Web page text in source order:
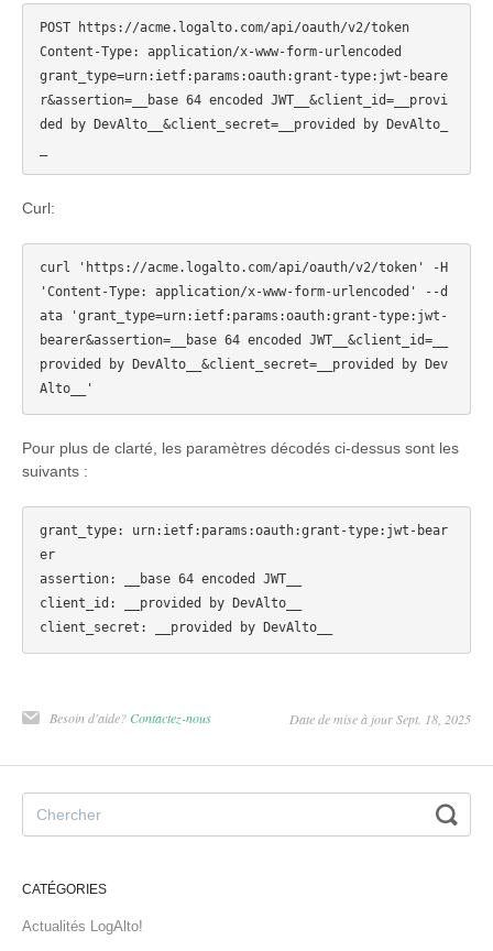
POST https://acme.logalto.com/api/oauth/v2/token
Content-Type: application/x-www-form-urlencoded
grant_type=urn:ietf:params:oauth:grant-type:jwt-beare
r&assertion=__base 64 encoded JWT__&client_id=__provi
ded by DevAlto__&client_secret=__provided by DevAlto_
Curl:
curl 'https://acme.logalto.com/api/oauth/v2/token' -H
'Content-Type: application/x-www-form-urlencoded' --d
ata 'grant_type=urn:ietf:params:oauth:grant-type:jwt-
bearer&assertion=__base 64 encoded JWT__&client_id=__
provided by DevAlto__&client_secret=__provided by Dev
Pour plus de clarté, les paramètres décodés ci-dessus sont les
suivants :
grant_type: urn:ietf:params:oauth:grant-type:jwt-bear
er
assertion: __base 64 encoded JWT__
client_id: __provided by DevAlto__
Besoin d'aide? Contactez-nous Date de mise à jour Sept. 18, 2025
CATÉGORIES
Actualités LogAlto!